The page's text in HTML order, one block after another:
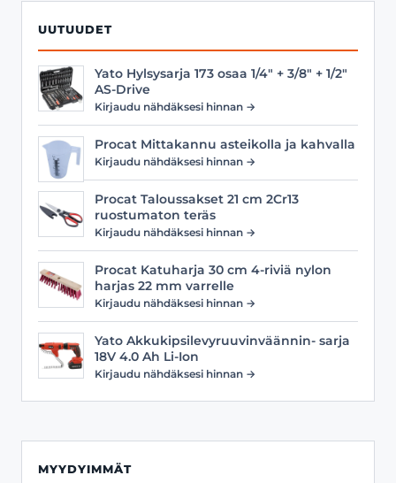
UUTUUDET
Yato Hylsysarja 173 osaa 1/4" + 3/8" + 1/2"
AS-Drive
Kirjaudu nähdäksesi hinnan →
Procat Mittakannu asteikolla ja kahvalla
Kirjaudu nähdäksesi hinnan →
Procat Taloussakset 21 cm 2Cr13
ruostumaton teräs
Kirjaudu nähdäksesi hinnan →
Procat Katuharja 30 cm 4-riviä nylon
harjas 22 mm varrelle
Kirjaudu nähdäksesi hinnan →
Yato Akkukipsilevyruuvinväännin- sarja
18V 4.0 Ah Li-Ion
Kirjaudu nähdäksesi hinnan →
MYYDYIMMÄT